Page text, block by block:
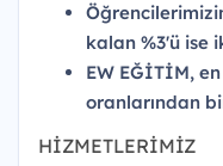
kalan %3'ü ise
EW EĞİTİM,
oranlarından
HİZMETLERİMİZ